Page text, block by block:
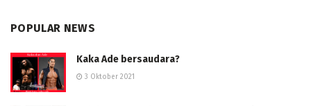
POPULAR NEWS
Kaka Ade bersaudara?
3 Oktober 2021